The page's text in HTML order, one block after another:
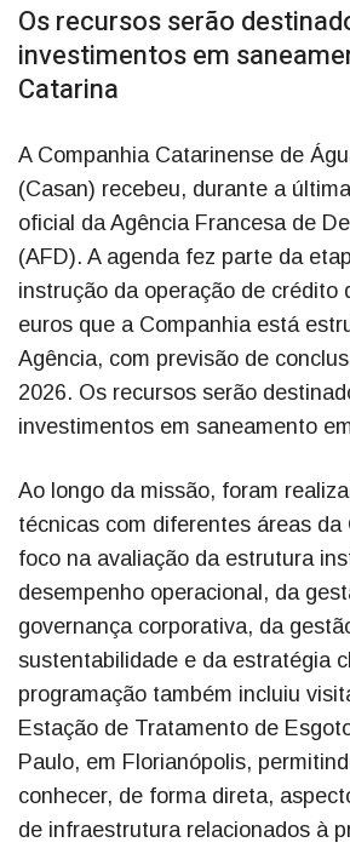
Os recursos serão
investimentos em
Catarina
A Companhia Catarinense de
(Casan) recebeu, durante a
oficial da Agência Francesa de
(AFD). A agenda fez parte da
instrução da operação de crédito
euros que a Companhia está
Agência, com previsão de
2026. Os recursos serão
investimentos em saneamento
Ao longo da missão, foram
técnicas com diferentes áreas da
foco na avaliação da estrutura
desempenho operacional, da
governança corporativa, da
sustentabilidade e da estratégia
programação também incluiu
Estação de Tratamento de
Paulo, em Florianópolis,
conhecer, de forma direta,
de infraestrutura relacionados à